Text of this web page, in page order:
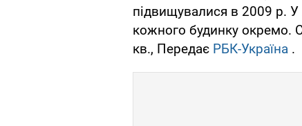
підвищувалися в 2009 р.
кожного будинку окремо.
кв., Передає РБК-Україна .